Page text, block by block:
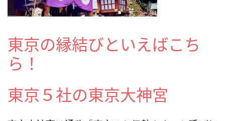
東京の縁結びといえばこち
ら！
東京５社の東京大神宮